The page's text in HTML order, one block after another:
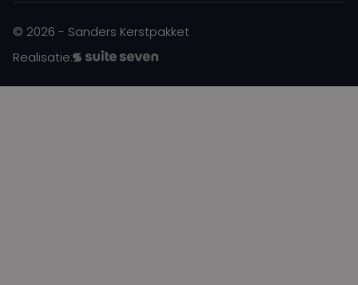
© 2026 - Sanders Kerstpakket
Realisatie: